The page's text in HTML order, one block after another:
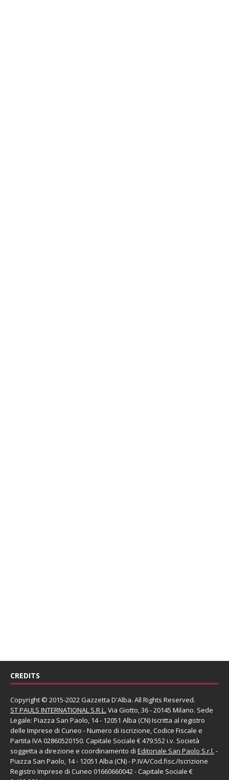
CREDITS
Copyright © 2015-2022 Gazzetta D'Alba. All Rights Reserved.
ST PAULS INTERNATIONAL S.R.L. Via Giotto, 36 - 20145 Milano. Sede
Legale: Piazza San Paolo, 14 - 12051 Alba (CN) Iscritta al registro
delle Imprese di Cuneo - Numero di iscrizione, Codice Fiscale e
Partita IVA 02860520150. Capitale Sociale € 479.552 i.v. Società
soggetta a direzione e coordinamento di Editoriale San Paolo S.r.l. -
Piazza San Paolo, 14 - 12051 Alba (CN) - P.IVA/Cod.fisc./Iscrizione
Registro Imprese di Cuneo 01660660042 - Capitale Sociale €